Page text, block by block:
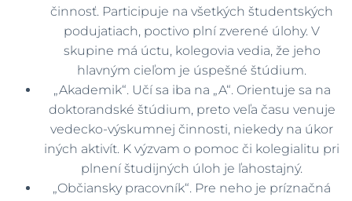
činnosť. Participuje na všetkých študentských
podujatiach, poctivo plní zverené úlohy. V
skupine má úctu, kolegovia vedia, že jeho
hlavným cieľom je úspešné štúdium.
„Akademik“. Učí sa iba na „A“. Orientuje sa na
doktorandské štúdium, preto veľa času venuje
vedecko-výskumnej činnosti, niekedy na úkor
iných aktivít. K výzvam o pomoc či kolegialitu pri
plnení študijných úloh je ľahostajný.
„Občiansky pracovník“. Pre neho je príznačná